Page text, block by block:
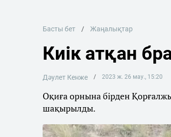
Басты бет Жаңалықтар
Киік атқан
Дәулет Кенже 2023 ж. 26 мау., 15:20
Оқиға орнына бірден
шақырылды.